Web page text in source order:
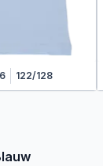
122/128